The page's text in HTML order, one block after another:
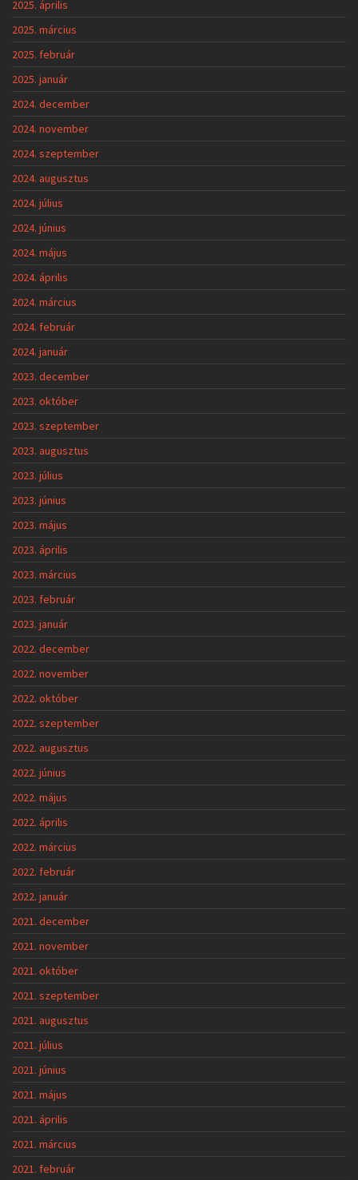
2025. április
2025. március
2025. február
2025. január
2024. december
2024. november
2024. szeptember
2024. augusztus
2024. július
2024. június
2024. május
2024. április
2024. március
2024. február
2024. január
2023. december
2023. október
2023. szeptember
2023. augusztus
2023. július
2023. június
2023. május
2023. április
2023. március
2023. február
2023. január
2022. december
2022. november
2022. október
2022. szeptember
2022. augusztus
2022. június
2022. május
2022. április
2022. március
2022. február
2022. január
2021. december
2021. november
2021. október
2021. szeptember
2021. augusztus
2021. július
2021. június
2021. május
2021. április
2021. március
2021. február